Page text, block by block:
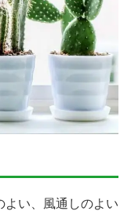
よい、風通しのよい